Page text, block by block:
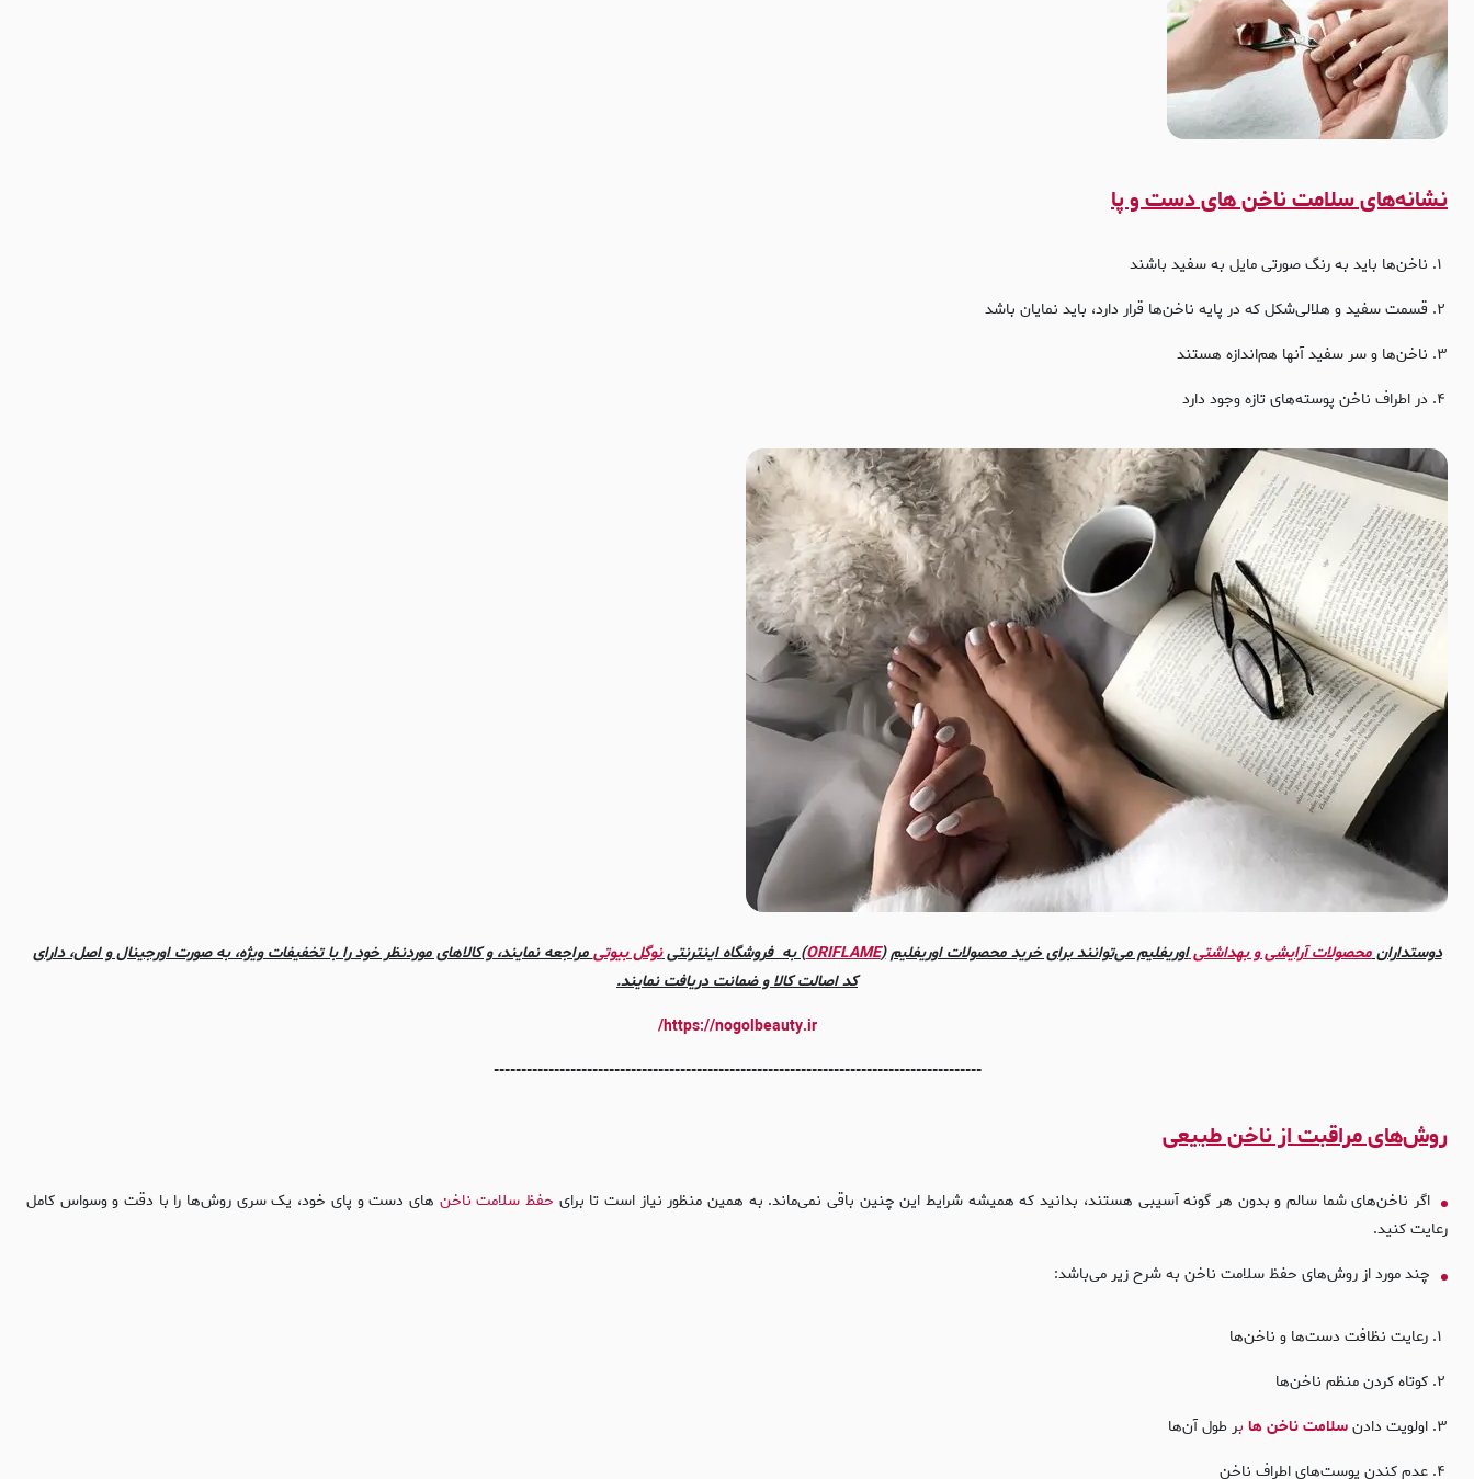
نشانه‌های سلامت ناخن های دست و پا
ناخن‌ها باید به رنگ صورتی مایل به سفید باشند
قسمت سفید و هلالی‌شکل که در پایه ناخن‌ها قرار دارد، باید نمایان باشد
ناخن‌ها و سر سفید آنها هم‌اندازه هستند
در اطراف ناخن پوسته‌های تازه وجود دارد
دوستدارانمحصولات آرایشی و بهداشتیاوریفلیم می‌توانند برای خرید محصولات اوریفلیم(
ORIFLAME) به فروشگاه اینترنتینوگل بیوتیمراجعه نمایند، و کالاهای موردنظر خود را با تخفیفات ویژه، به صورت اورجینال و اصل، دارای
کد اصالت کالا و ضمانت دریافت نمایند.
https://nogolbeauty.ir/
-----------------------------------------------------------------------------------------
روش‌های مراقبت از ناخن طبیعی
اگر ناخن‌های شما سالم و بدون هر گونه آسیبی هستند، بدانید که همیشه شرایط این چنین باقی نمی‌ماند. به همین منظور نیاز است تا برای حفظ سلامت ناخن های دست و پای خود، یک سری روش‌ها را با دقت و وسواس کامل
رعایت کنید.
چند مورد از روش‌های حفظ سلامت ناخن به شرح زیر می‌باشد:
رعایت نظافت دست‌ها و ناخن‌ها
کوتاه کردن منظم ناخن‌ها
اولویت دادنسلامت ناخن ها بر طول آن‌ها
عدم کندن پوست‌های اطراف ناخن